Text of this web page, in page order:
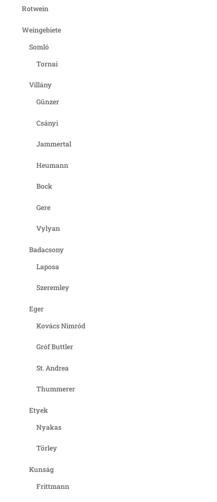
Rotwein
Weingebiete
Somló
Tornai
Villány
Günzer
Csányi
Jammertal
Heumann
Bock
Gere
Vylyan
Badacsony
Laposa
Szeremley
Eger
Kovács Nimród
Gróf Buttler
St. Andrea
Thummerer
Etyek
Nyakas
Törley
Kunság
Frittmann